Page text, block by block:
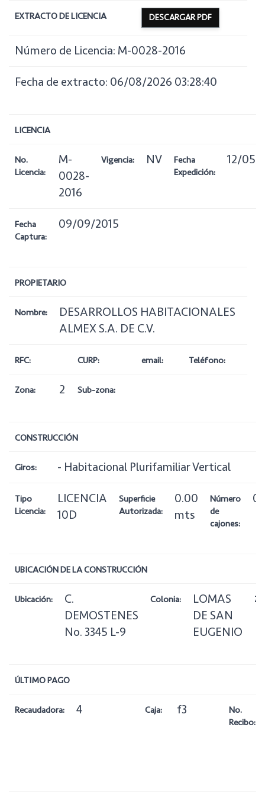
EXTRACTO DE LICENCIA DESCARGAR PDF
Número de Licencia: M-0028-2016
Fecha de extracto: 06/08/2026 03:28:40
LICENCIA
No.
Licencia:
M-
0028-
2016
Vigencia: NV
Fecha
Expedición:
12/05/
Fecha
Captura:
09/09/2015
PROPIETARIO
Nombre:
DESARROLLOS HABITACIONALES
ALMEX S.A. DE C.V.
RFC: CURP: email: Teléfono:
Zona: 2 Sub-zona:
CONSTRUCCIÓN
Giros: - Habitacional Plurifamiliar Vertical
Tipo
Licencia:
LICENCIA
10D
Superficie
Autorizada:
0.00
mts
Número
de
cajones:
0
UBICACIÓN DE LA CONSTRUCCIÓN
Ubicación:
C.
DEMOSTENES
No. 3345 L-9
Colonia:
LOMAS
DE SAN
EUGENIO
ÚLTIMO PAGO
Recaudadora: 4 Caja: f3
No.
Recibo: